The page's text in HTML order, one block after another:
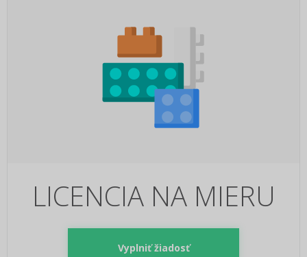
LICENCIA NA MIERU
Vyplniť žiadosť